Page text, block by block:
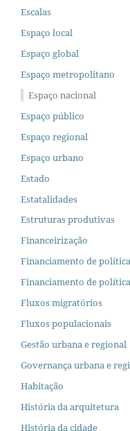
Escalas
Espaço local
Espaço global
Espaço metropolitano
Espaço nacional
Espaço público
Espaço regional
Espaço urbano
Estado
Estatalidades
Estruturas produtivas
Financeirização
Financiamento de
Financiamento de
Fluxos migratórios
Fluxos populacionais
Gestão urbana e regional
Governança urbana e
Habitação
História da arquitetura
História da cidade